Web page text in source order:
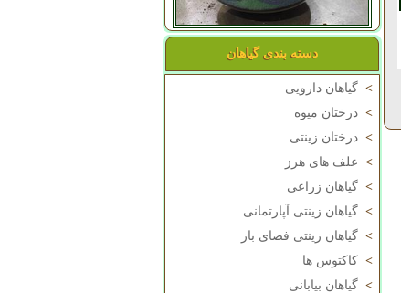
دسته بندی گیاهان
> گیاهان دارویی
> درختان میوه
> درختان زینتی
> علف های هرز
> گیاهان زراعی
> گیاهان زینتی آپارتمانی
> گیاهان زینتی فضای باز
> کاکتوس ها
> گیاهان بیابانی